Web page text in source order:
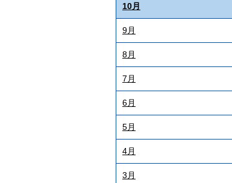
10月
9月
8月
7月
6月
5月
4月
3月